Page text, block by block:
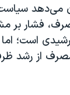
می‌دهد سیاست
فشار بر
است؛
از رشد